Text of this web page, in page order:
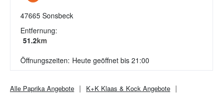
47665 Sonsbeck
Entfernung:
51.2km
Öffnungszeiten: Heute geöffnet bis 21:00
Alle Paprika Angebote K+K Klaas & Kock Angebote